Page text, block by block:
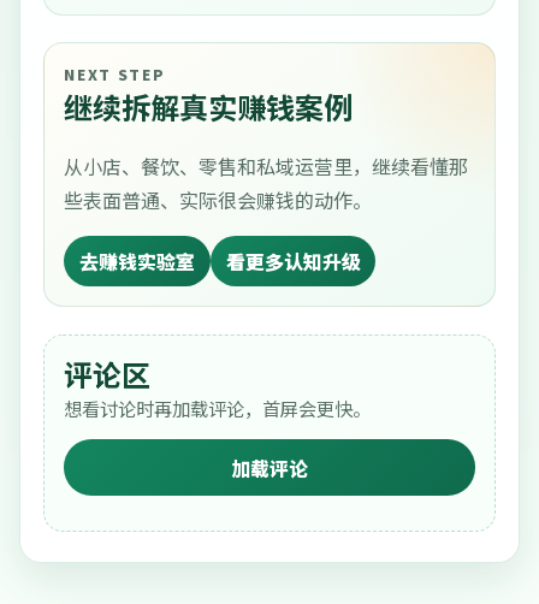
NEXT STEP
继续拆解真实赚钱案例
从小店、餐饮、零售和私域运营里，继续看懂那
些表面普通、实际很会赚钱的动作。
去赚钱实验室 看更多认知升级
评论区
想看讨论时再加载评论，首屏会更快。
加载评论